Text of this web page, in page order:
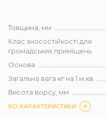
Товщина, мм
Клас зносостійкості для
громадських приміщень
Основа
Загальна вага кг на 1 м.кв.
Висота ворсу, мм
ВСІ ХАРАКТЕРИСТИКИ